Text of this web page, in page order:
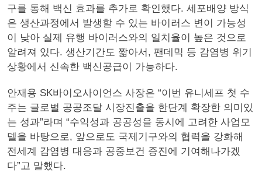
구를 통해 백신 효과를 추가로 확인했다. 세포배양 방식
은 생산과정에서 발생할 수 있는 바이러스 변이 가능성
이 낮아 실제 유행 바이러스와의 일치율이 높은 것으로
알려져 있다. 생산기간도 짧아서, 팬데믹 등 감염병 위기
상황에서 신속한 백신공급이 가능하다.
안재용 SK바이오사이언스 사장은 “이번 유니세프 첫 수
주는 글로벌 공공조달 시장진출을 한단계 확장한 의미있
는 성과”라며 “수익성과 공공성을 동시에 고려한 사업모
델을 바탕으로, 앞으로도 국제기구와의 협력을 강화해
전세계 감염병 대응과 공중보건 증진에 기여해나가겠
다”고 말했다.